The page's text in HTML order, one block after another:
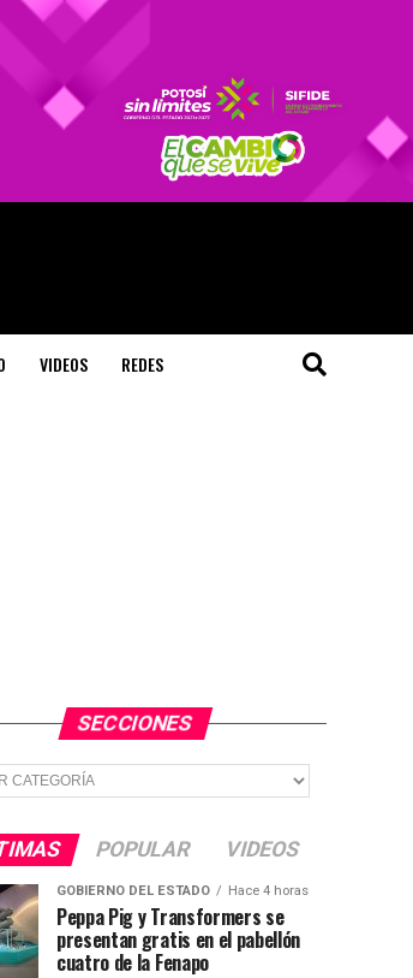
VIDEOS REDES
SECCIONES
POPULAR VIDEOS
GOBIERNO DEL ESTADO Hace 4 horas
Peppa Pig y Transformers se
presentan gratis en el pabellón
cuatro de la Fenapo